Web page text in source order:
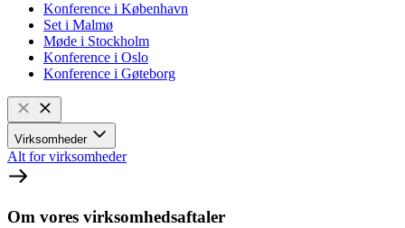
Konference i København
Set i Malmø
Møde i Stockholm
Konference i Oslo
Konference i Gøteborg
Virksomheder
Alt for virksomheder
Om vores virksomhedsaftaler